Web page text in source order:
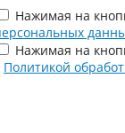
Нажимая на
Нажимая на
Политикой